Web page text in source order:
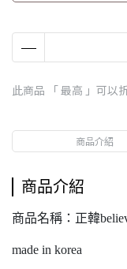
此商品 「 最高 」可以
商品介紹
商品介紹
商品名稱：正韓
made in korea